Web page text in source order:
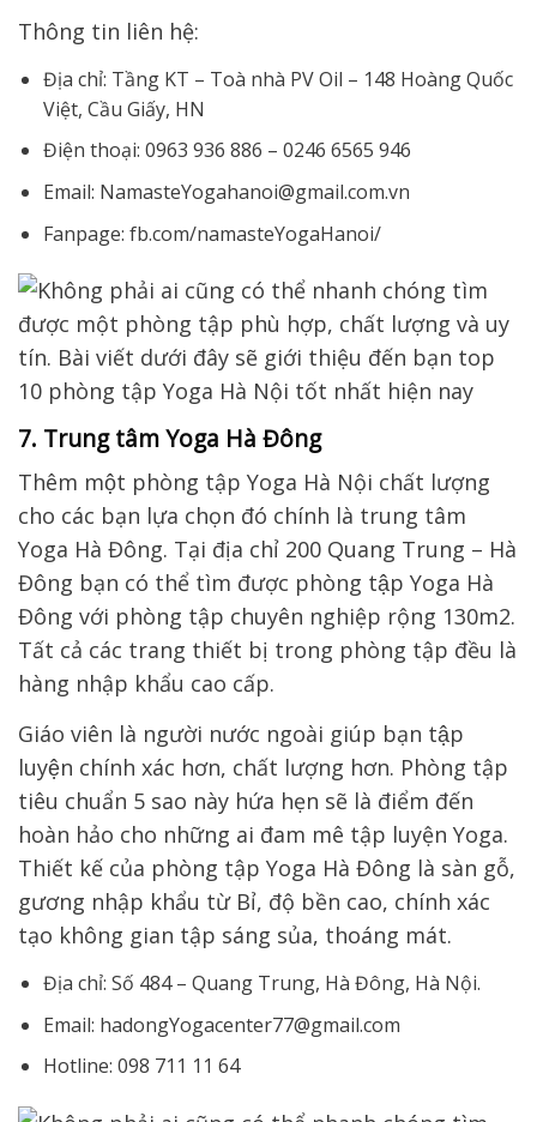
Thông tin liên hệ:
Địa chỉ: Tầng KT – Toà nhà PV Oil – 148 Hoàng Quốc
Việt, Cầu Giấy, HN
Điện thoại: 0963 936 886 – 0246 6565 946
Email: NamasteYogahanoi@gmail.com.vn
Fanpage: fb.com/namasteYogaHanoi/
7. Trung tâm Yoga Hà Đông
Thêm một phòng tập Yoga Hà Nội chất lượng
cho các bạn lựa chọn đó chính là trung tâm
Yoga Hà Đông. Tại địa chỉ 200 Quang Trung – Hà
Đông bạn có thể tìm được phòng tập Yoga Hà
Đông với phòng tập chuyên nghiệp rộng 130m2.
Tất cả các trang thiết bị trong phòng tập đều là
hàng nhập khẩu cao cấp.
Giáo viên là người nước ngoài giúp bạn tập
luyện chính xác hơn, chất lượng hơn. Phòng tập
tiêu chuẩn 5 sao này hứa hẹn sẽ là điểm đến
hoàn hảo cho những ai đam mê tập luyện Yoga.
Thiết kế của phòng tập Yoga Hà Đông là sàn gỗ,
gương nhập khẩu từ Bỉ, độ bền cao, chính xác
tạo không gian tập sáng sủa, thoáng mát.
Địa chỉ: Số 484 – Quang Trung, Hà Đông, Hà Nội.
Email: hadongYogacenter77@gmail.com
Hotline: 098 711 11 64